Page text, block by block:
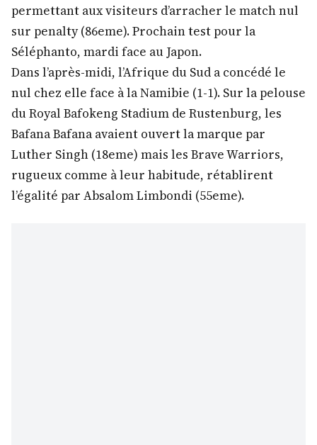
permettant aux visiteurs d’arracher le match nul
sur penalty (86eme). Prochain test pour la
Séléphanto, mardi face au Japon.
Dans l’après-midi, l’Afrique du Sud a concédé le
nul chez elle face à la Namibie (1-1). Sur la pelouse
du Royal Bafokeng Stadium de Rustenburg, les
Bafana Bafana avaient ouvert la marque par
Luther Singh (18eme) mais les Brave Warriors,
rugueux comme à leur habitude, rétablirent
l’égalité par Absalom Limbondi (55eme).